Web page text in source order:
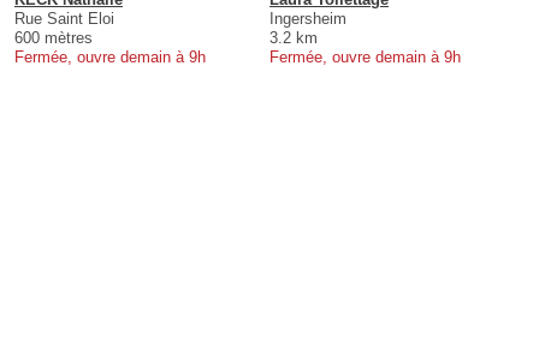
Rue Saint Eloi
600 mètres
Fermée, ouvre demain à 9h
Ingersheim
3.2 km
Fermée, ouvre demain à 9h